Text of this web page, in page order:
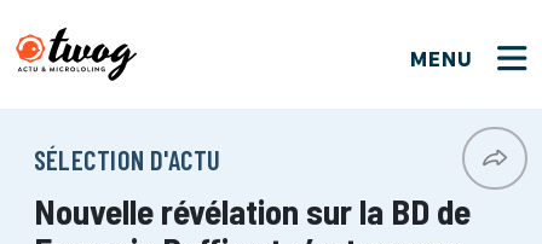
MENU
SÉLECTION D'ACTU
Nouvelle révélation sur la BD de
Bienvenue !
PSEUDO*
VOTRE PARTICIPATION
Que souhaitez-vous proposer ?